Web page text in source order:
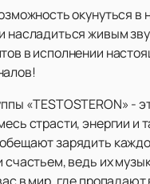
окунуться
насладиться живым
в исполнении
«TESTOSTERON» -
страсти, энергии и
зарядить
счастьем, ведь их